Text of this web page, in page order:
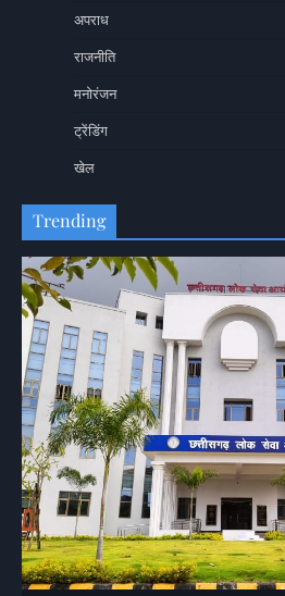
अपराध
राजनीति
मनोरंजन
ट्रेंडिंग
खेल
Trending